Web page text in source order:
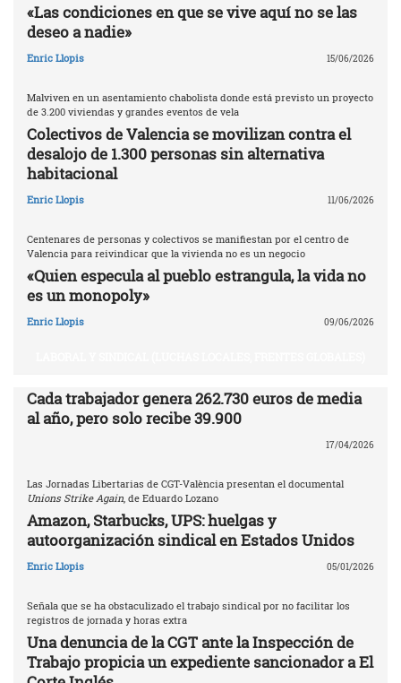
«Las condiciones en que se vive aquí no se las
deseo a nadie»
Enric Llopis 15/06/2026
Malviven en un asentamiento chabolista donde está previsto un proyecto
de 3.200 viviendas y grandes eventos de vela
Colectivos de Valencia se movilizan contra el
desalojo de 1.300 personas sin alternativa
habitacional
Enric Llopis 11/06/2026
Centenares de personas y colectivos se manifiestan por el centro de
Valencia para reivindicar que la vivienda no es un negocio
«Quien especula al pueblo estrangula, la vida no
es un monopoly»
Enric Llopis 09/06/2026
Cada trabajador genera 262.730 euros de media
al año, pero solo recibe 39.900
17/04/2026
Las Jornadas Libertarias de CGT-València presentan el documental
Unions Strike Again , de Eduardo Lozano
Amazon, Starbucks, UPS: huelgas y
autoorganización sindical en Estados Unidos
Enric Llopis 05/01/2026
Señala que se ha obstaculizado el trabajo sindical por no facilitar los
registros de jornada y horas extra
Una denuncia de la CGT ante la Inspección de
Trabajo propicia un expediente sancionador a El